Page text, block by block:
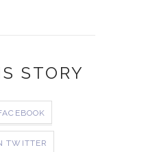
STORY
TWITTER